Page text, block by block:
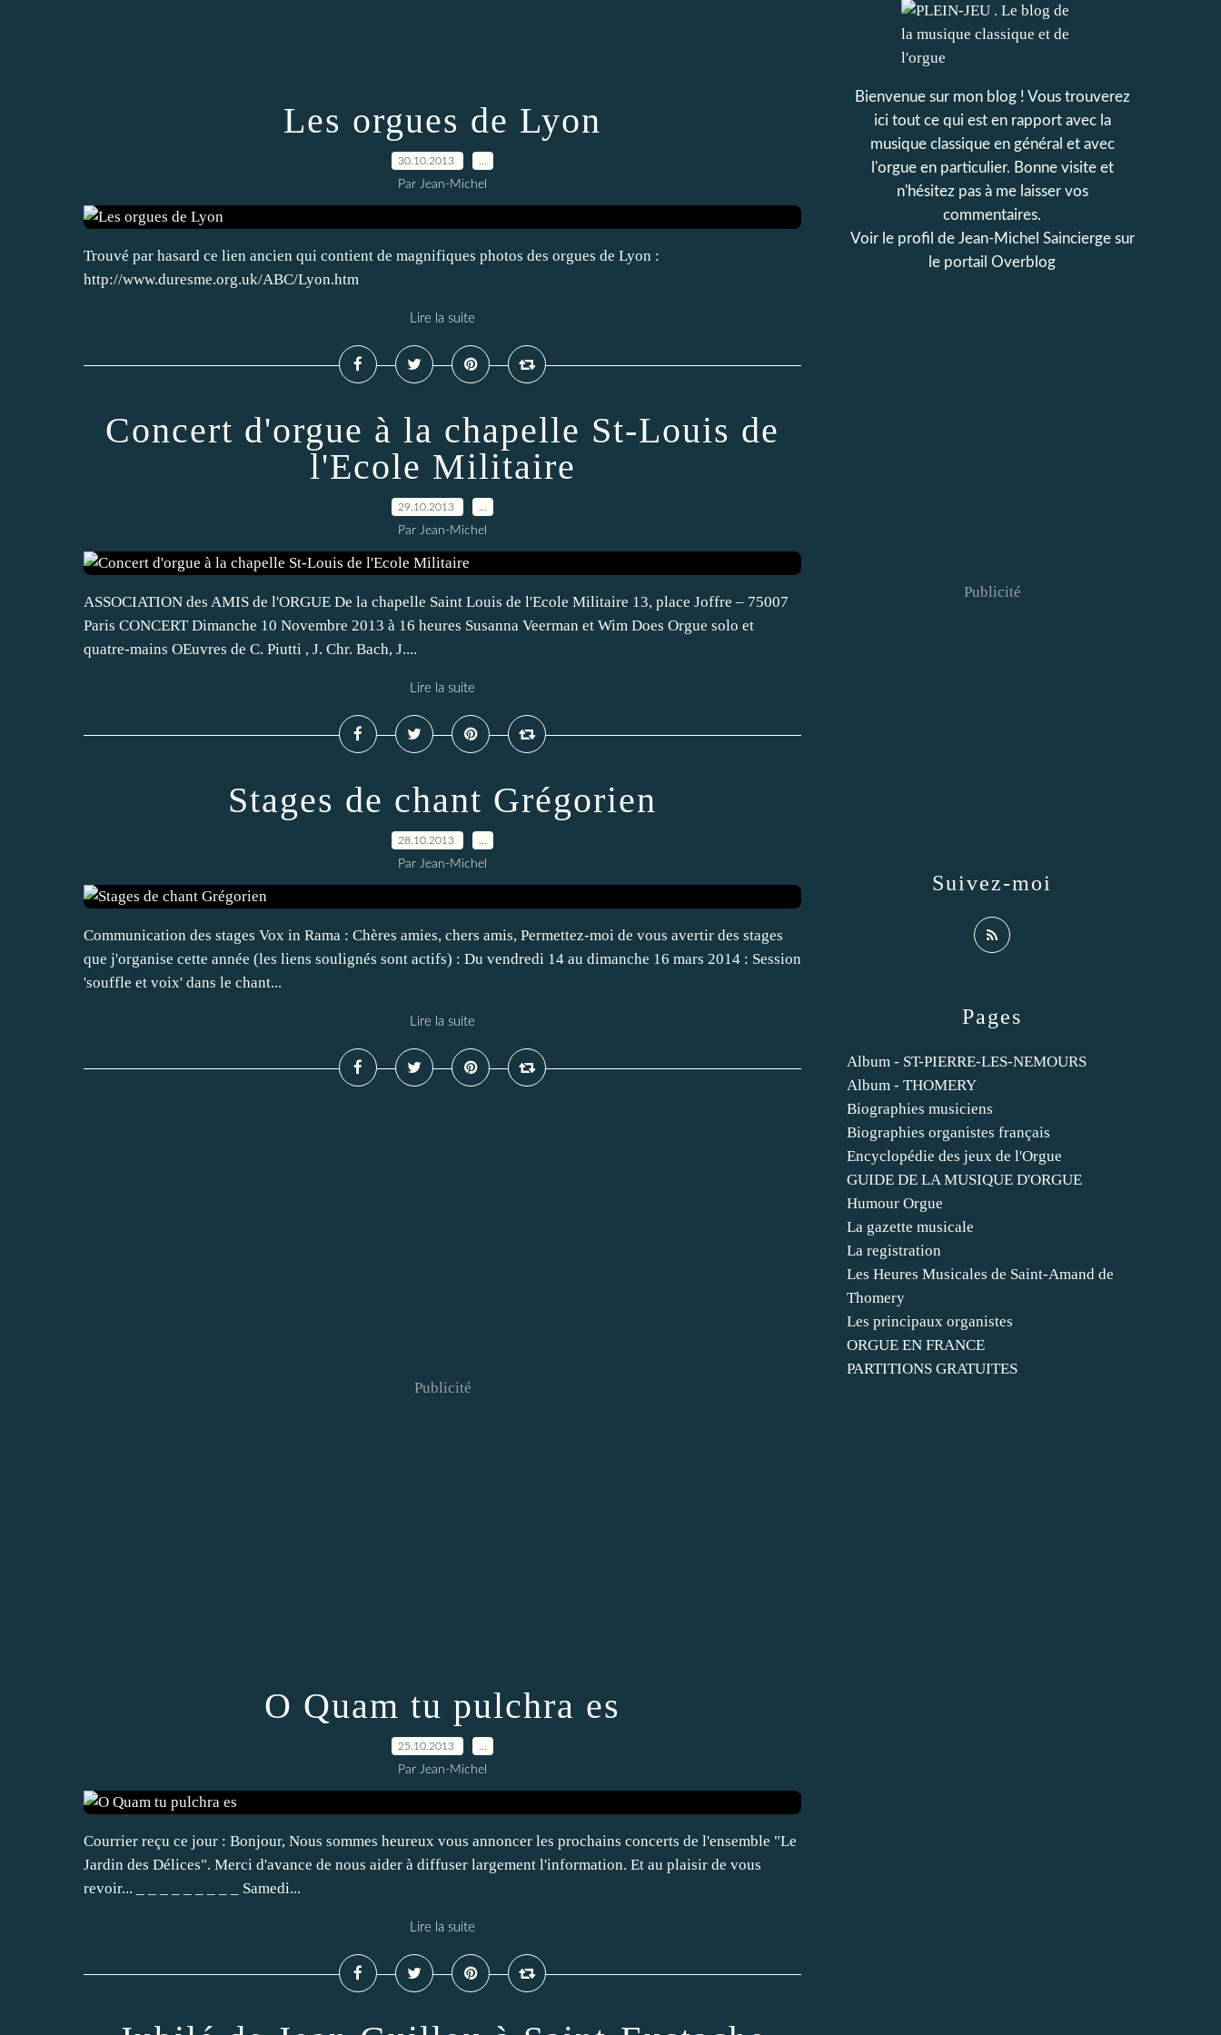
Les orgues de Lyon
30.10.2013
Par Jean-Michel
Trouvé par hasard ce lien ancien qui contient de magnifiques photos des orgues de Lyon :
http://www.duresme.org.uk/ABC/Lyon.htm
Lire la suite
Concert d'orgue à la chapelle St-Louis de
l'Ecole Militaire
29.10.2013
Par Jean-Michel
ASSOCIATION des AMIS de l'ORGUE De la chapelle Saint Louis de l'Ecole Militaire 13, place Joffre – 75007
Paris CONCERT Dimanche 10 Novembre 2013 à 16 heures Susanna Veerman et Wim Does Orgue solo et
quatre-mains OEuvres de C. Piutti , J. Chr. Bach, J....
Lire la suite
Stages de chant Grégorien
28.10.2013
Par Jean-Michel
Communication des stages Vox in Rama : Chères amies, chers amis, Permettez-moi de vous avertir des stages
que j'organise cette année (les liens soulignés sont actifs) : Du vendredi 14 au dimanche 16 mars 2014 : Session
'souffle et voix' dans le chant...
Lire la suite
Publicité
O Quam tu pulchra es
25.10.2013
Par Jean-Michel
Courrier reçu ce jour : Bonjour, Nous sommes heureux vous annoncer les prochains concerts de l'ensemble "Le
Jardin des Délices". Merci d'avance de nous aider à diffuser largement l'information. Et au plaisir de vous
revoir... _ _ _ _ _ _ _ _ _ Samedi...
Lire la suite
Pages
Album - ST-PIERRE-LES-NEMOURS
Album - THOMERY
Biographies musiciens
Biographies organistes français
Encyclopédie des jeux de l'Orgue
GUIDE DE LA MUSIQUE D'ORGUE
Humour Orgue
La gazette musicale
La registration
Les Heures Musicales de Saint-Amand de
Thomery
Les principaux organistes
ORGUE EN FRANCE
PARTITIONS GRATUITES
Bienvenue sur mon blog ! Vous trouverez
ici tout ce qui est en rapport avec la
musique classique en général et avec
l'orgue en particulier. Bonne visite et
n'hésitez pas à me laisser vos
commentaires.
Voir le profil de Jean-Michel Sainciergesur
le portail Overblog
Suivez-moi
Publicité